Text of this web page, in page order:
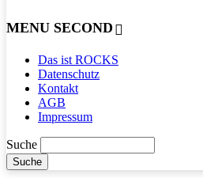
MENU SECOND
Das ist ROCKS
Datenschutz
Kontakt
AGB
Impressum
Suche